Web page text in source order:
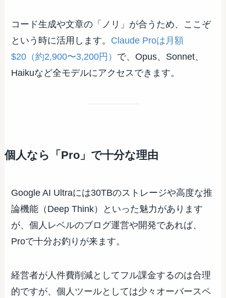
コード生成や文章の「ノリ」が合うため、ここぞ
という時に活用します。 Claude Proは月額
$20（約2,900〜3,200円） で、Opus、Sonnet、
Haikuなど全モデルにアクセスできます。
個人なら「Pro」で十分な理由
Google AI Ultraには30TBのストレージや高度な推
論機能（Deep Think）といった魅力があります
が、個人レベルのブログ運営や開発であれば、
Proで十分お釣りが来ます。
経営者が人件費削減としてフル課金するのは合理
的ですが、個人ツールとしては少々オーバースペ